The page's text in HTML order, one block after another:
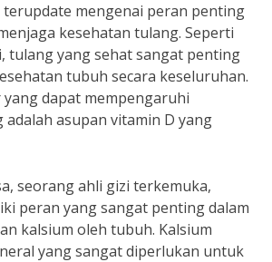
mengenai peran penting
kesehatan tulang. Seperti
tulang yang sehat sangat penting
tubuh secara keseluruhan.
dapat mempengaruhi
asupan vitamin D yang
seorang ahli gizi terkemuka,
peran yang sangat penting dalam
kalsium oleh tubuh. Kalsium
yang sangat diperlukan untuk